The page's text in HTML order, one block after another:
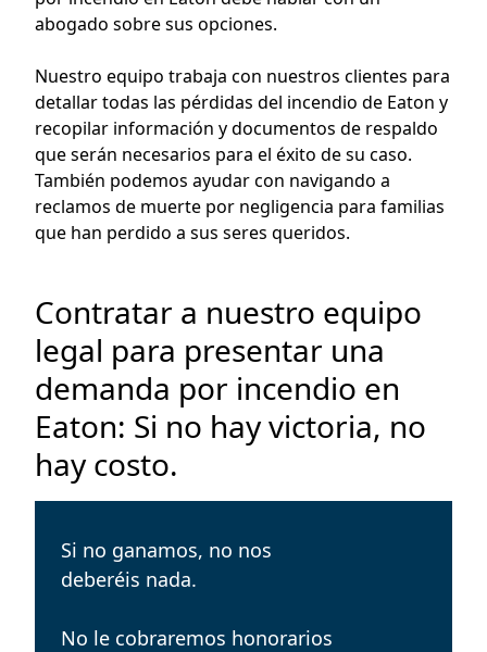
abogado sobre sus opciones.
Nuestro equipo trabaja con nuestros clientes para
detallar todas las pérdidas del incendio de Eaton y
recopilar información y documentos de respaldo
que serán necesarios para el éxito de su caso.
También podemos ayudar con navigando a
reclamos de muerte por negligencia para familias
que han perdido a sus seres queridos.
Contratar a nuestro equipo
legal para presentar una
demanda por incendio en
Eaton: Si no hay victoria, no
hay costo.
Si no ganamos, no nos
deberéis nada.
No le cobraremos honorarios